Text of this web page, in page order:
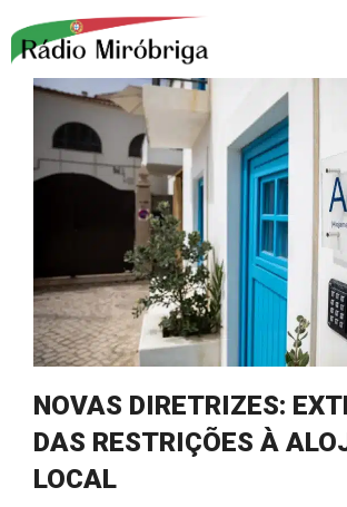
para
conteúdo
NOVAS DIRETRIZES:
DAS RESTRIÇÕES À
LOCAL